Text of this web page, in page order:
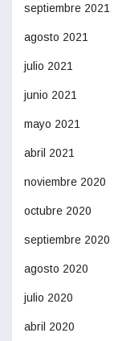
septiembre 2021
agosto 2021
julio 2021
junio 2021
mayo 2021
abril 2021
noviembre 2020
octubre 2020
septiembre 2020
agosto 2020
julio 2020
abril 2020